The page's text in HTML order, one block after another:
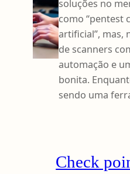
soluções no
como “pentest
artificial”, mas,
de scanners
automação e
bonita.
sendo uma
Check